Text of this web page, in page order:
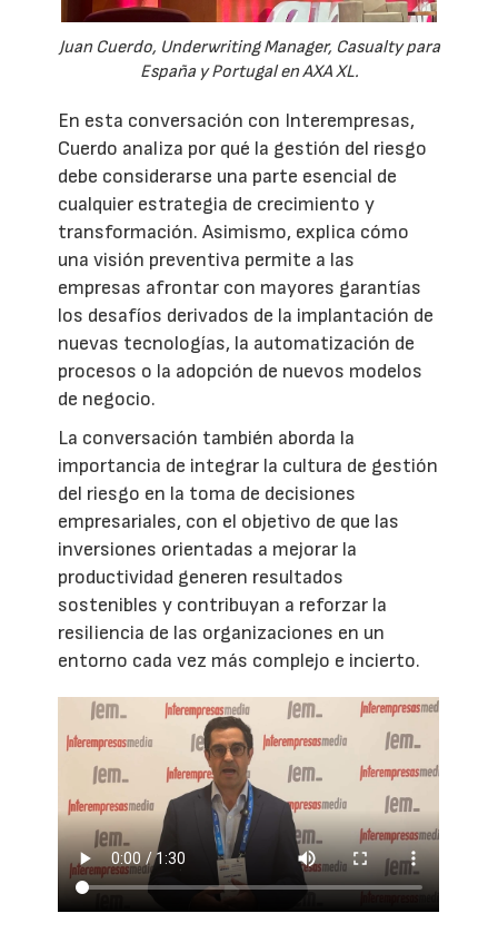
Juan Cuerdo, Underwriting Manager, Casualty para
España y Portugal en AXA XL.
En esta conversación con Interempresas,
Cuerdo analiza por qué la gestión del riesgo
debe considerarse una parte esencial de
cualquier estrategia de crecimiento y
transformación. Asimismo, explica cómo
una visión preventiva permite a las
empresas afrontar con mayores garantías
los desafíos derivados de la implantación de
nuevas tecnologías, la automatización de
procesos o la adopción de nuevos modelos
de negocio.
La conversación también aborda la
importancia de integrar la cultura de gestión
del riesgo en la toma de decisiones
empresariales, con el objetivo de que las
inversiones orientadas a mejorar la
productividad generen resultados
sostenibles y contribuyan a reforzar la
resiliencia de las organizaciones en un
entorno cada vez más complejo e incierto.